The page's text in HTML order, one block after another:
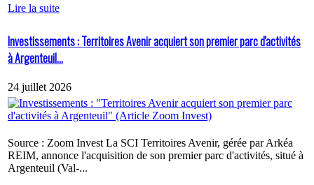
Lire la suite
Investissements : Territoires Avenir acquiert son premier parc d'activités
à Argenteuil...
24 juillet 2026
Source : Zoom Invest La SCI Territoires Avenir, gérée par Arkéa
REIM, annonce l'acquisition de son premier parc d'activités, situé à
Argenteuil (Val-...